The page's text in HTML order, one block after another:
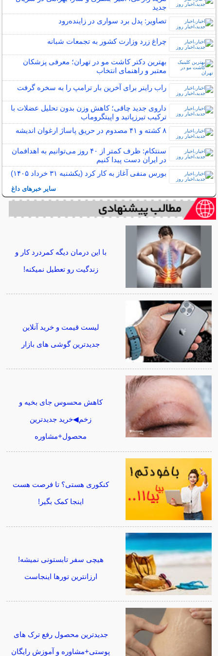
جدید
تصاویر: پدل برد سواری در زاینده‌رود
چراغ زرد وزارت کشور به تجمعات شبانه
بهترین دکتر کاشت مو در تهران؛ معرفی پزشکان
معتبر و راهنمای انتخاب
راب راینر برای آخرین بار ترامپ را به سخره گرفت
داروی جدید چاقی؛ کاهش وزن بدون تحلیل عضلات با
ترکیب تیرزپاتید و اپیتگروماب
۸ کشته و ۴١ مصدوم در حریق پاساژ ارغوان اندیشه
سنتکام: ظرف کمتر از ۴۰ روز می‌توانیم به اهدافمان
در ایران دست پیدا کنیم
بورس منفی آغاز به کار کرد (یکشنبه ۳۱ خرداد ۱۴۰۵)
سایر خبرهای داغ
با این درمان دیگه کمردرد کار و
زندگیت رو تعطیل نمیکنه!
لیست قیمت و خرید آنلاین
جدیدترین گوشی های بازار
کاهش محسوس جای بخیه و
زخم◀خرید جدیدترین
محصول+مشاوره
کنکوری هستی؟ تا فرصت هست
اینجا کمک بگیر!
هیچی سفر تابستونی نمیشه!
ارزانترین تورها اینجاست
جدیدترین محصول رفع ترک های
پوستی+مشاوره و آموزش رایگان